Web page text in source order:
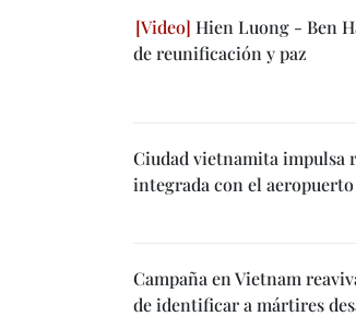
Hien Luong - Ben
de reunificación y paz
Ciudad vietnamita impulsa
integrada con el
Campaña en Vietnam
de identificar a mártires